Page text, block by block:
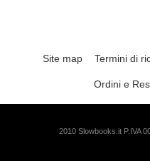
Site map Termini di
Ordini e
2010 Slowbooks.it P.IVA